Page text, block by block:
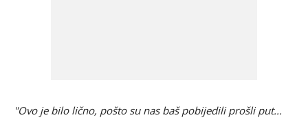
"Ovo je bilo lično, pošto su nas baš pobijedili prošli put...